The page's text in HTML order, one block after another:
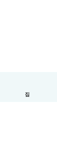
집